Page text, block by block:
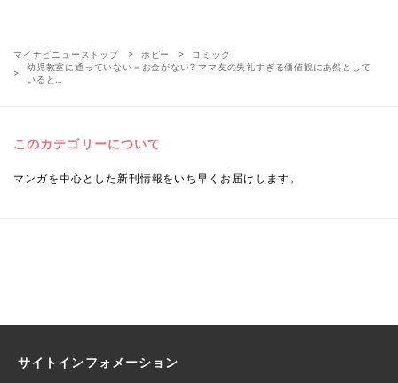
マイナビニューストップ ホビー
コミック
幼児教室に通っていない＝お金がない? ママ友の失礼すぎる価値観にあ然として
いると…
このカテゴリーについて
マンガを中心とした新刊情報をいち早くお届けします。
サイトインフォメーション